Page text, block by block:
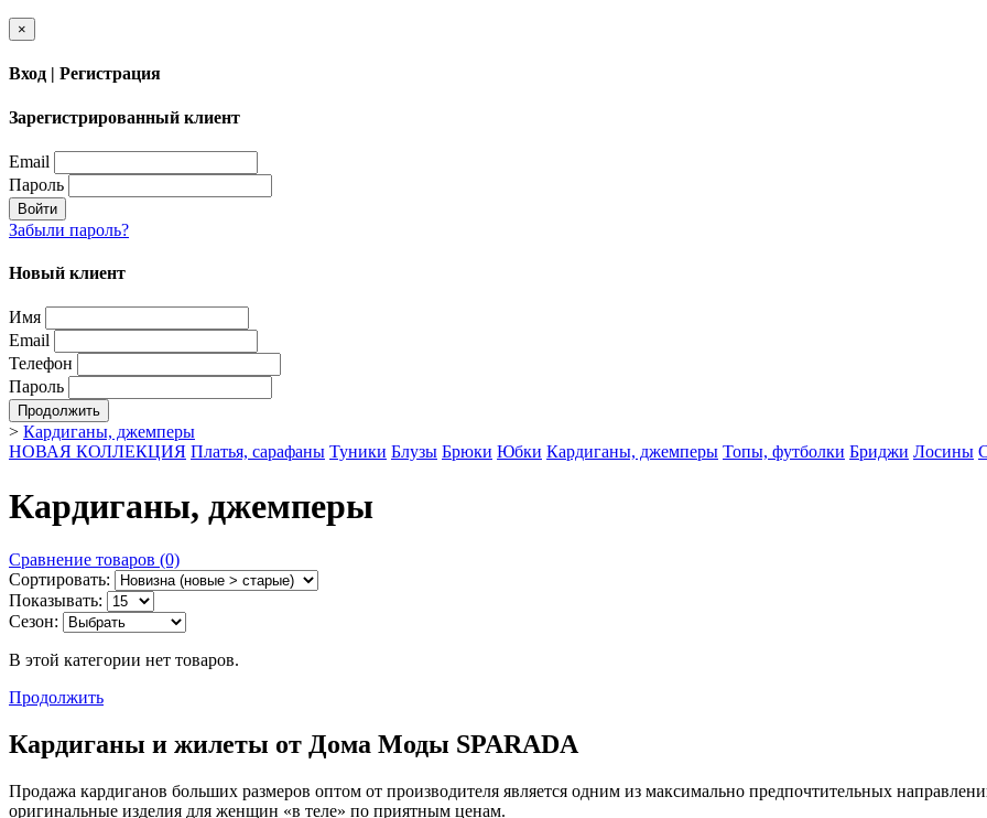
×
Вход | Регистрация
Зарегистрированный клиент
Email
Пароль
Войти
Забыли пароль?
Новый клиент
Имя
Email
Телефон
Пароль
Продолжить
> Кардиганы, джемперы
НОВАЯ КОЛЛЕКЦИЯ Платья, сарафаны Туники Блузы Брюки Юбки Кардиганы, джемперы Топы, футболки Бриджи Лосины
Кардиганы, джемперы
Сравнение товаров (0)
Сортировать:
Показывать:
Сезон:
В этой категории нет товаров.
Продолжить
Кардиганы и жилеты от Дома Моды SPARADA
Продажа кардиганов больших размеров оптом от производителя является одним из максимально предпочтительных
оригинальные изделия для женщин «в теле» по приятным ценам.